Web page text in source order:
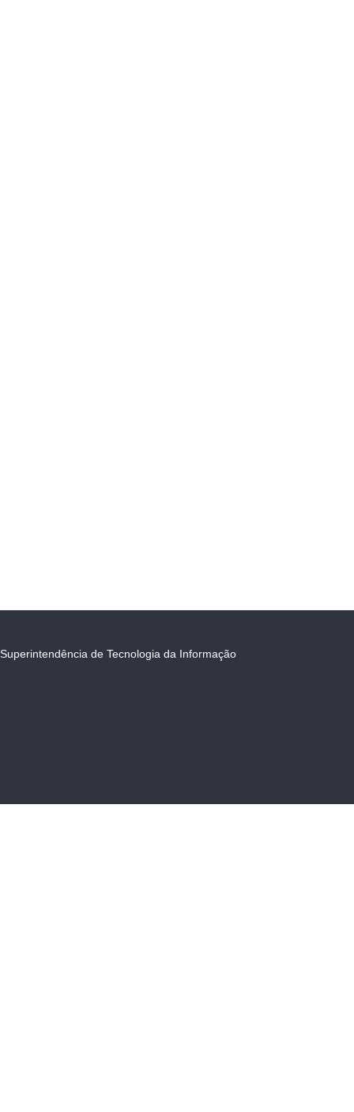
Superintendência de Tecnologia da Informação